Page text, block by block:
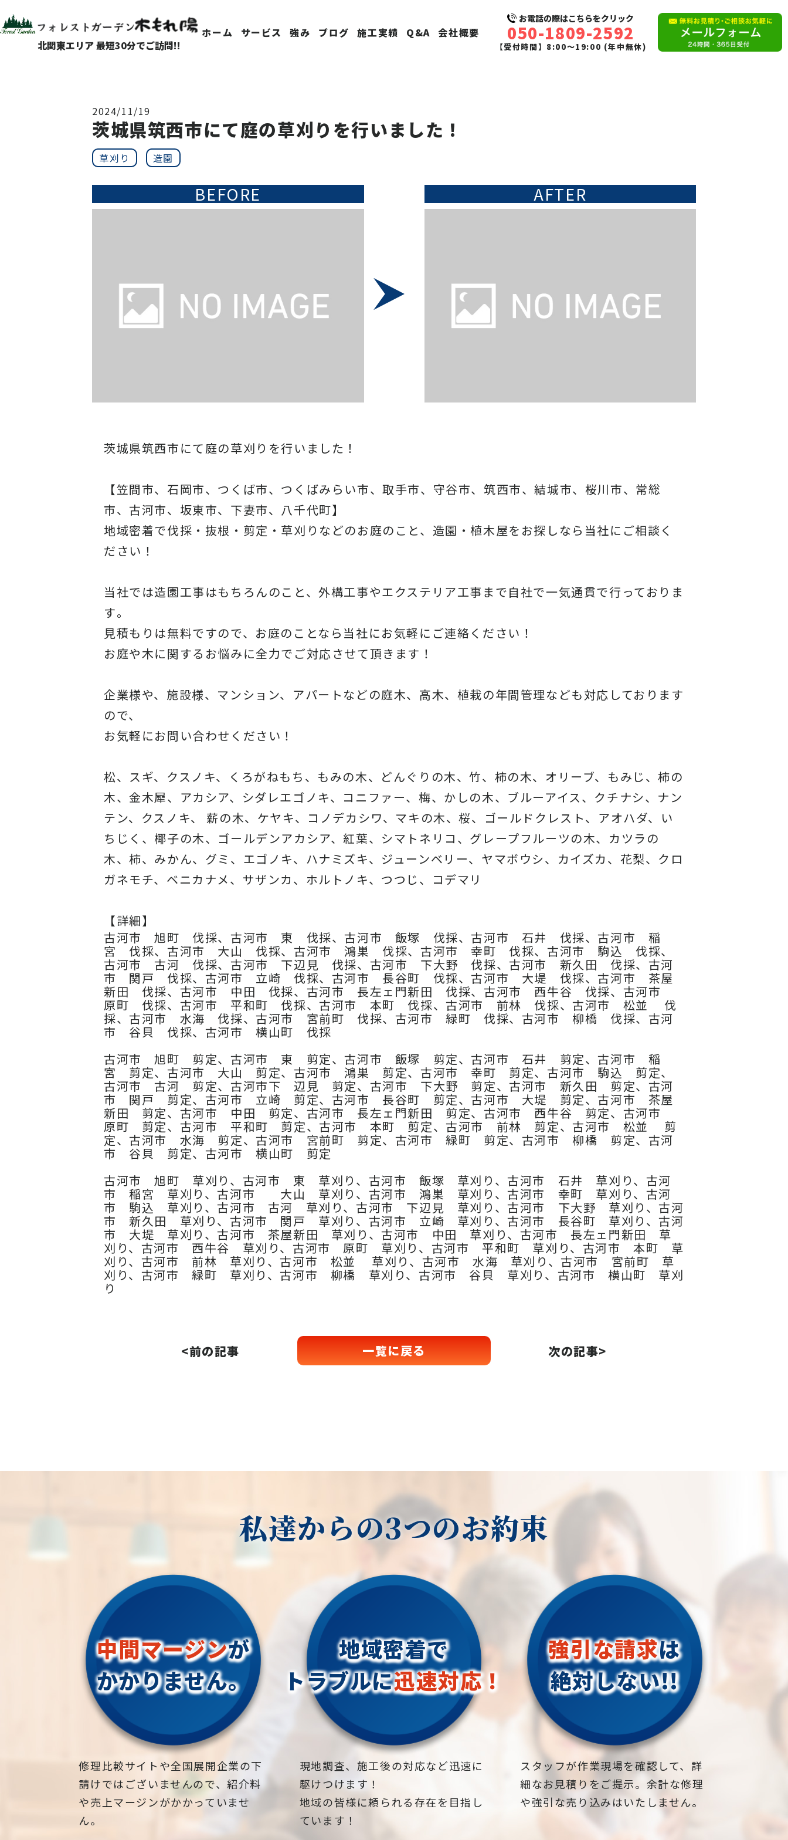
北関東エリア 最短30分でご訪問!!
ホーム サービス 強み ブログ 施工実績 Q&A 会社概要
お電話の際はこちらをクリック
050-1809-2592
【受付時間】8:00〜19:00 (年中無休)
2024/11/19
茨城県筑西市にて庭の草刈りを行いました！
草刈り 造園
BEFORE AFTER
茨城県筑西市にて庭の草刈りを行いました！
【笠間市、石岡市、つくば市、つくばみらい市、取手市、守谷市、筑西市、結城市、桜川市、常総
市、古河市、坂東市、下妻市、八千代町】
地域密着で伐採・抜根・剪定・草刈りなどのお庭のこと、造園・植木屋をお探しなら当社にご相談く
ださい！
当社では造園工事はもちろんのこと、外構工事やエクステリア工事まで自社で一気通貫で行っておりま
す。
見積もりは無料ですので、 お庭のことなら当社にお気軽にご連絡ください！
お庭や木に関するお悩みに全力でご対応させて頂きます！
企業様や、施設様、マンション、アパートなどの庭木、高木、 植栽の年間管理なども対応しております
ので、
お気軽にお問い合わせください！
松、スギ、クスノキ、くろがねもち、もみの木、どんぐりの木、竹、柿の木、オリーブ、もみじ、柿の
木、金木犀、アカシア、 シダレエゴノキ、コニファー、梅、かしの木、ブルーアイス、 クチナシ、ナン
テン、クスノキ、 薪の木、ケヤキ、コノデカシワ、マキの木、桜、
ゴールドクレスト、アオハダ、い
ちじく、椰子の木、 ゴールデンアカシア、紅葉、シマトネリコ、 グレープフルーツの木、カツラの
木、柿、みかん、グミ、 エゴノキ、ハナミズキ、ジューンベリー、ヤマボウシ、カイズカ、 花梨、クロ
ガネモチ、ベニカナメ、サザンカ、ホルトノキ、 つつじ、コデマリ
【詳細】
古河市 旭町 伐採、古河市 東 伐採、古河市 飯塚 伐採、古河市 石井 伐採、古河市 稲
宮 伐採、古河市 大山 伐採、古河市 鴻巣 伐採、古河市 幸町 伐採、古河市 駒込 伐採、
古河市 古河 伐採、古河市 下辺見 伐採、古河市 下大野 伐採、古河市 新久田 伐採、古河
市 関戸 伐採、古河市 立崎 伐採、古河市 長谷町 伐採、古河市 大堤 伐採、古河市 茶屋
新田 伐採、古河市 中田 伐採、古河市 長左ェ門新田 伐採、古河市 西牛谷 伐採、古河市
原町 伐採、古河市 平和町 伐採、古河市 本町 伐採、古河市 前林 伐採、古河市 松並 伐
採、古河市 水海 伐採、古河市 宮前町 伐採、古河市 緑町 伐採、古河市 柳橋 伐採、古河
市 谷貝 伐採、古河市 横山町 伐採
古河市 旭町 剪定、古河市 東 剪定、古河市 飯塚 剪定、古河市 石井 剪定、古河市 稲
宮 剪定、古河市 大山 剪定、古河市 鴻巣 剪定、古河市 幸町 剪定、古河市 駒込 剪定、
古河市 古河 剪定、古河市下 辺見 剪定、古河市 下大野 剪定、古河市 新久田 剪定、古河
市 関戸 剪定、古河市 立崎 剪定、古河市 長谷町 剪定、古河市 大堤 剪定、古河市 茶屋
新田 剪定、古河市 中田 剪定、古河市 長左ェ門新田 剪定、古河市 西牛谷 剪定、古河市
原町 剪定、古河市 平和町 剪定、古河市 本町 剪定、古河市 前林 剪定、古河市 松並 剪
定、古河市 水海 剪定、古河市 宮前町 剪定、古河市 緑町 剪定、古河市 柳橋 剪定、古河
市 谷貝 剪定、古河市 横山町 剪定
古河市 旭町 草刈り、古河市 東 草刈り、古河市 飯塚 草刈り、古河市 石井 草刈り、古河
市 稲宮 草刈り、古河市 大山 草刈り、古河市 鴻巣 草刈り、古河市 幸町 草刈り、古河
市 駒込 草刈り、古河市 古河 草刈り、古河市 下辺見 草刈り、古河市 下大野 草刈り、古河
市 新久田 草刈り、古河市 関戸 草刈り、古河市 立崎 草刈り、古河市 長谷町 草刈り、古河
市 大堤 草刈り、古河市 茶屋新田 草刈り、古河市 中田 草刈り、古河市 長左ェ門新田 草
刈り、古河市 西牛谷 草刈り、古河市 原町 草刈り、古河市 平和町 草刈り、古河市 本町 草
刈り、古河市 前林 草刈り、古河市 松並 草刈り、古河市 水海 草刈り、古河市 宮前町 草
刈り、古河市 緑町 草刈り、古河市 柳橋 草刈り、古河市 谷貝 草刈り、古河市 横山町 草刈
り
<前の記事 一覧に戻る 次の記事>
私達からの3つのお約束
中間マージンが
かかりません。
修理比較サイトや全国展開企業の下
請けではございませんので、紹介料
や売上マージンがかかっていませ
ん。
地域密着で
トラブルに迅速対応！
現地調査、施工後の対応など迅速に
駆けつけます！
地域の皆様に頼られる存在を目指し
ています！
強引な請求は
絶対しない!!
スタッフが作業現場を確認して、詳
細なお見積りをご提示。余計な修理
や強引な売り込みはいたしません。